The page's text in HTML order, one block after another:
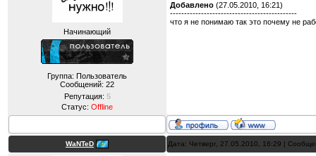
Начинающий
Группа: Пользователь
Сообщений: 22
Репутация: 5
Статус: Offline
Добавлено (27.05.2010, 16:21)
---------------------------------------------
что я не понимаю так это почему не
WaNTeD Дата: Четверг, 27.05.2010, 16:29 |